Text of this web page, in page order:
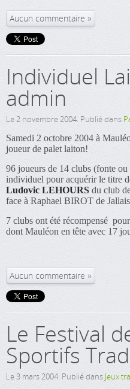
Aucun commentaire
Individuel
admin
Le2 novembre 2004. Publié dans
Samedi 2 octobre 2004 à
joueur de palet laiton!
96 joueurs de 14 clubs (fonte
individuel pour acquérir le titre
Ludovic LEHOURS du club
face à Raphael BIROT de
7 clubs ont été récompensé
dont Mauléon en tête avec 17
Aucun commentaire
Le Festival
Sportifs
Le3 mars 2004. Publié dans Jeux